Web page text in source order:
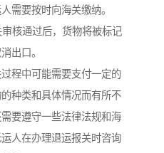
需要按时向海关缴纳。
核通过后，货物将被标记
出口。
程中可能需要支付一定的
种类和具体情况而有所不
要遵守一些法律法规和海
人在办理退运报关时咨询